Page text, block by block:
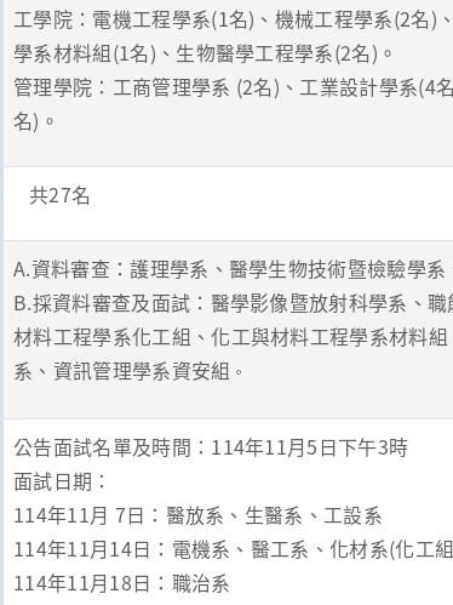
工學院：電機工程學系(1名)、機械工程學系(2名)
學系材料組(1名)、生物醫學工程學系(2名)。
管理學院：工商管理學系 (2名)、工業設計學系(4
名)。
共27名
A.資料審查：護理學系、醫學生物技術暨檢驗學
B.採資料審查及面試：醫學影像暨放射科學系、
材料工程學系化工組、化工與材料工程學系材料
系、資訊管理學系資安組 。
公告面試名單及時間：114年11月5日下午3時
面試日期：
114年11月 7日：醫放系、生醫系、工設系
114年11月14日：電機系、醫工系、化材系(化工
114年11月18日：職治系